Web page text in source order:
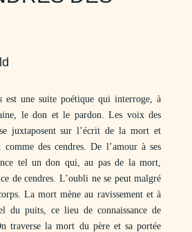
est une suite poétique qui interroge, à
le don et le pardon. Les voix des
juxtaposent sur l’écrit de la mort et
comme des cendres. De l’amour à ses
tel un don qui, au pas de la mort,
de cendres. L’oubli ne se peut malgré
La mort mène au ravissement et à
du puits, ce lieu de connaissance de
traverse la mort du père et sa portée